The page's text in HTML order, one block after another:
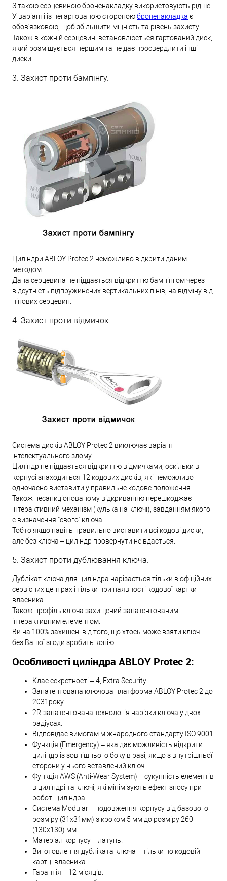
З такою серцевиною броненакладку використовують рідше.
У варіанті із негартованою стороноюброненакладка є
обов'язковою, щоб збільшити міцність та рівень захисту.
Також в кожній серцевині встановлюється гартований диск,
який розміщується першим та не дає просвердлити інші
диски.
3. Захист проти бампінгу.
Циліндри ABLOY Protec 2 неможливо відкрити даним
методом.
Дана серцевина не піддається відкриттю бампінгом через
відсутність підпружинених вертикальних пінів, на відміну від
пінових серцевин.
4. Захист проти відмичок.
Система дисків ABLOY Protec 2 виключає варіант
інтелектуального злому.
Циліндр не піддається відкриттю відмичками, оскільки в
корпусі знаходиться 12 кодових дисків, які неможливо
одночасно виставити у правильне кодове положення.
Також несанкціонованому відкриванню перешкоджає
інтерактивний механізм (кулька на ключі), завданням якого
є визначення "свого" ключа.
Тобто якщо навіть правильно виставити всі кодові диски,
але без ключа – циліндр провернути не вдасться.
5. Захист проти дублювання ключа.
Дублікат ключа для циліндра нарізається тільки в офіційних
сервісних центрах і тільки при наявності кодової картки
власника.
Також профіль ключа захищений запатентованим
інтерактивним елементом.
Ви на 100% захищені від того, що хтось може взяти ключ і
без Вашої згоди зробить копію.
Особливості циліндра ABLOY Protec 2:
Клас секретності – 4, Extra Security.
Запатентована ключова платформа ABLOY Protec 2 до
2031року.
2R-запатентована технологія нарізки ключа у двох
радіусах.
Відповідає вимогам міжнародного стандарту ISO 9001.
Функція (Emergency) – яка дає можливість відкрити
циліндр із зовнішнього боку в разі, якщо з внутрішньої
сторони у нього вставлений ключ.
Функція AWS (Anti-Wear System) – сукупність елементів
в циліндрі та ключі, які мінімізують ефект зносу при
роботі циліндра.
Система Modular – подовження корпусу від базового
розміру (31х31мм) з кроком 5 мм до розміру 260
(130х130) мм.
Матеріал корпусу – латунь.
Виготовлення дубліката ключа – тільки по кодовій
картці власника.
Гарантія – 12 місяців.